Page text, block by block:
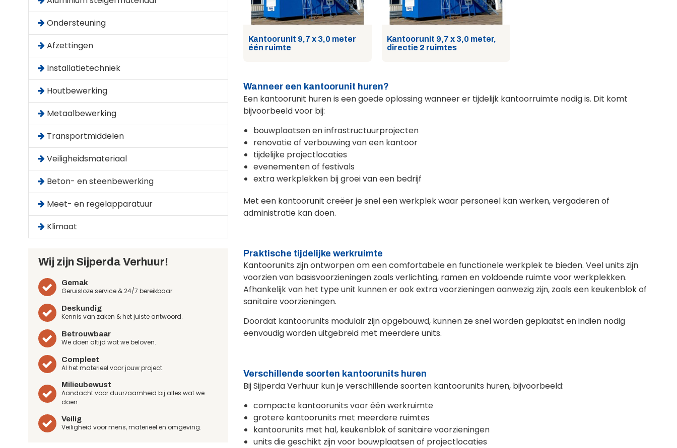
Kantoorunit 9,7 x 3,0 meter
één ruimte
Kantoorunit 9,7 x 3,0 meter,
directie 2 ruimtes
Wanneer een kantoorunit huren?
Een kantoorunit huren is een goede oplossing wanneer er tijdelijk kantoorruimte nodig is. Dit komt
bijvoorbeeld voor bij:
bouwplaatsen en infrastructuurprojecten
renovatie of verbouwing van een kantoor
tijdelijke projectlocaties
evenementen of festivals
extra werkplekken bij groei van een bedrijf
Met een kantoorunit creëer je snel een werkplek waar personeel kan werken, vergaderen of
administratie kan doen.
Praktische tijdelijke werkruimte
Kantoorunits zijn ontworpen om een comfortabele en functionele werkplek te bieden. Veel units zijn
voorzien van basisvoorzieningen zoals verlichting, ramen en voldoende ruimte voor werkplekken.
Afhankelijk van het type unit kunnen er ook extra voorzieningen aanwezig zijn, zoals een keukenblok of
sanitaire voorzieningen.
Doordat kantoorunits modulair zijn opgebouwd, kunnen ze snel worden geplaatst en indien nodig
eenvoudig worden uitgebreid met meerdere units.
Verschillende soorten kantoorunits huren
Bij Sijperda Verhuur kun je verschillende soorten kantoorunits huren, bijvoorbeeld:
compacte kantoorunits voor één werkruimte
grotere kantoorunits met meerdere ruimtes
kantoorunits met hal, keukenblok of sanitaire voorzieningen
units die geschikt zijn voor bouwplaatsen of projectlocaties
Ondersteuning
Afzettingen
Installatietechniek
Houtbewerking
Metaalbewerking
Transportmiddelen
Veiligheidsmateriaal
Beton- en steenbewerking
Meet- en regelapparatuur
Klimaat
Wij zijn Sijperda Verhuur!
Gemak
Geruisloze service & 24/7 bereikbaar.
Deskundig
Kennis van zaken & het juiste antwoord.
Betrouwbaar
We doen altijd wat we beloven.
Compleet
Al het materieel voor jouw project.
Milieubewust
Aandacht voor duurzaamheid bij alles wat we
doen.
Veilig
Veiligheid voor mens, materieel en omgeving.